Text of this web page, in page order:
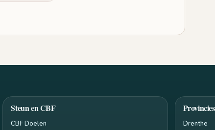
Steun en CBF
CBF Doelen
Provincies
Drenthe